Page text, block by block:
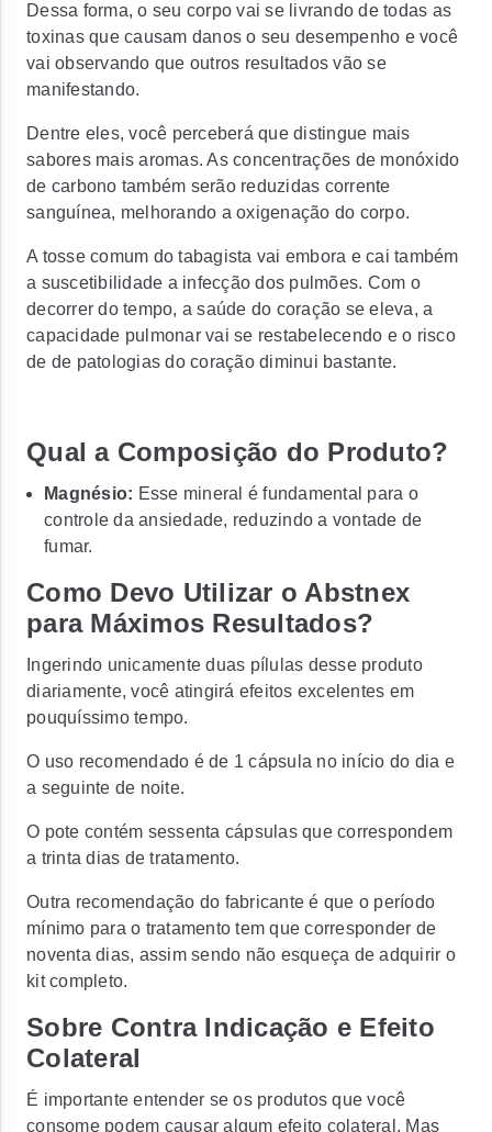
Dessa forma, o seu corpo vai se livrando de todas as
toxinas que causam danos o seu desempenho e você
vai observando que outros resultados vão se
manifestando.
Dentre eles, você perceberá que distingue mais
sabores mais aromas. As concentrações de monóxido
de carbono também serão reduzidas corrente
sanguínea, melhorando a oxigenação do corpo.
A tosse comum do tabagista vai embora e cai também
a suscetibilidade a infecção dos pulmões. Com o
decorrer do tempo, a saúde do coração se eleva, a
capacidade pulmonar vai se restabelecendo e o risco
de de patologias do coração diminui bastante.
Qual a Composição do Produto?
Magnésio: Esse mineral é fundamental para o
controle da ansiedade, reduzindo a vontade de
fumar.
Como Devo Utilizar o Abstnex
para Máximos Resultados?
Ingerindo unicamente duas pílulas desse produto
diariamente, você atingirá efeitos excelentes em
pouquíssimo tempo.
O uso recomendado é de 1 cápsula no início do dia e
a seguinte de noite.
O pote contém sessenta cápsulas que correspondem
a trinta dias de tratamento.
Outra recomendação do fabricante é que o período
mínimo para o tratamento tem que corresponder de
noventa dias, assim sendo não esqueça de adquirir o
kit completo.
Sobre Contra Indicação e Efeito
Colateral
É importante entender se os produtos que você
consome podem causar algum efeito colateral. Mas